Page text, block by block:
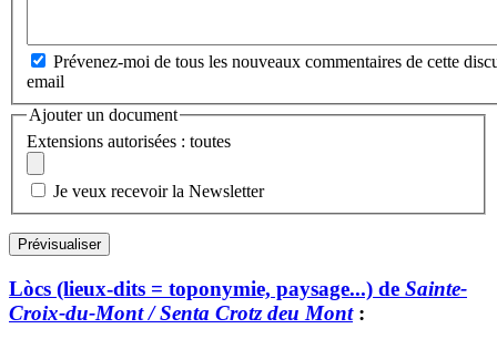
Prévenez-moi de tous les nouveaux commentaires de cette
email
Ajouter un document
Extensions autorisées : toutes
Je veux recevoir la Newsletter
Lòcs (lieux-dits = toponymie, paysage...) de Sainte-
Croix-du-Mont / Senta Crotz deu Mont: